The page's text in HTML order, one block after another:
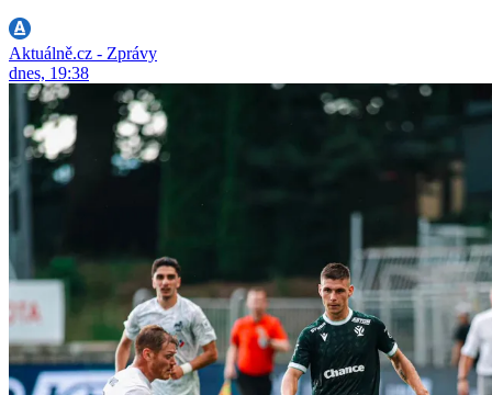
Aktuálně.cz - Zprávy
dnes, 19:38